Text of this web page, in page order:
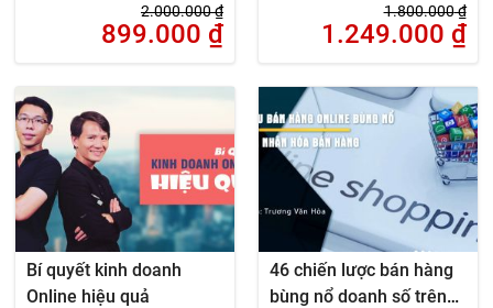
2.000.000₫
899.000 ₫
1.800.000₫
1.249.000 ₫
Bí quyết kinh doanh
Online hiệu quả
46 chiến lược bán hàng
bùng nổ doanh số trên